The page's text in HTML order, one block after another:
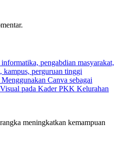
Canva sebagai
pada Kader PKK Kelurahan
meningkatkan kemampuan